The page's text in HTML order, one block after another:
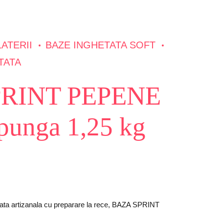
BAZE INGHETATA SOFT
PEPENE
1,25 kg
artizanala cu preparare la rece, BAZA SPRINT